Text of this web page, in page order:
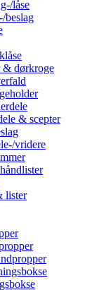
låse
beslag
& dørkroge
& scepter
vridere
lister